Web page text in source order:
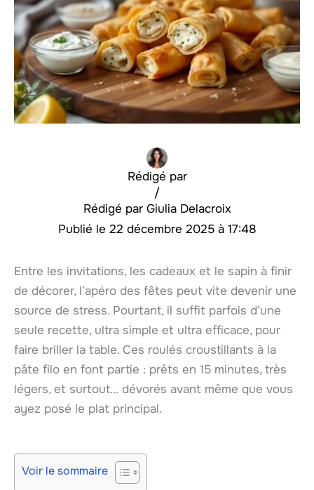
Rédigé par
Giulia Delacroix
/
22 décembre 2025 à 17:48
Entre les invitations, les cadeaux et le sapin à finir
de décorer, l’apéro des fêtes peut vite devenir une
source de stress. Pourtant, il suffit parfois d’une
seule recette, ultra simple et ultra efficace, pour
faire briller la table. Ces roulés croustillants à la
pâte filo en font partie : prêts en 15 minutes, très
légers, et surtout… dévorés avant même que vous
ayez posé le plat principal.
Voir le sommaire